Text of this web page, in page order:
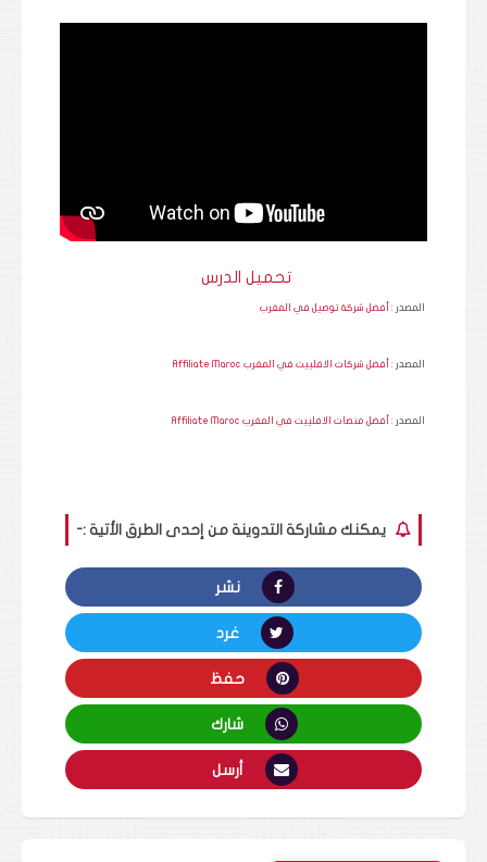
تحميل الدرس
المصدر : أفضل شركة توصيل في المغرب
المصدر : أفضل شركات الافلييت في المغرب Affiliate Maroc
المصدر : أفضل منصات الافلييت في المغرب Affiliate Maroc
يمكنك مشاركة التدوينة من إحدى الطرق الأتية :-
نشر
غرد
حفظ
شارك
أرسل